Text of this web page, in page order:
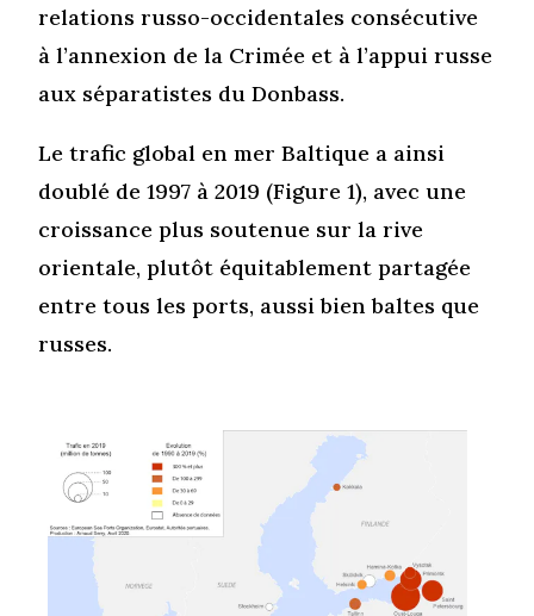
relations russo-occidentales consécutive
à l’annexion de la Crimée et à l’appui russe
aux séparatistes du Donbass.
Le trafic global en mer Baltique a ainsi
doublé de 1997 à 2019 (Figure 1), avec une
croissance plus soutenue sur la rive
orientale, plutôt équitablement partagée
entre tous les ports, aussi bien baltes que
russes.